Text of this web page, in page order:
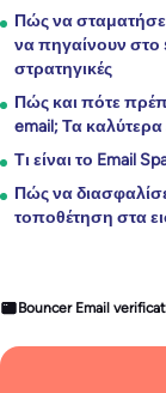
Πώς να
να πηγαίνουν στο
στρατηγικές
Πώς και πότε
email; Τα
Τι είναι το Email
Πώς να
τοποθέτηση στα
Bouncer Email